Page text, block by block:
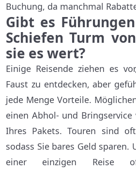
Buchung, da manchmal
Gibt es
Schiefen Turm
sie es wert?
Einige Reisende ziehen es
Faust zu entdecken, aber
jede Menge Vorteile.
einen Abhol- und
Ihres Pakets. Touren sind
sodass Sie bares Geld sparen.
einer einzigen Reise